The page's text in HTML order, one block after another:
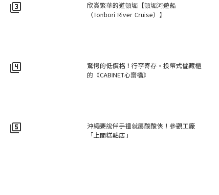
filter_3
欣賞繁華的道頓堀【頓堀河遊船
（Tonbori River Cruise）】
filter_4
驚愕的低價格！行李寄存·投幣式儲藏櫃
的《CABINET心齋橋》
filter_5
沖繩要說伴手禮就屬酸酸俠！參觀工廠
「上間糕點店」